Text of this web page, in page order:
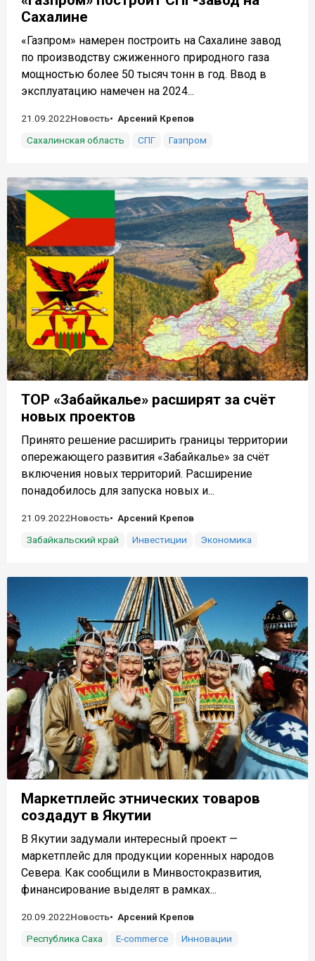
Сахалине
«Газпром» намерен построить на Сахалине завод
по производству сжиженного природного газа
мощностью более 50 тысяч тонн в год. Ввод в
эксплуатацию намечен на 2024...
21.09.2022Новость
Арсений Крепов
Сахалинская область
СПГ Газпром
ТОР «Забайкалье» расширят за счёт
новых проектов
Принято решение расширить границы территории
опережающего развития «Забайкалье» за счёт
включения новых территорий. Расширение
понадобилось для запуска новых и...
21.09.2022Новость
Арсений Крепов
Забайкальский край
Инвестиции Экономика
Маркетплейс этнических товаров
создадут в Якутии
В Якутии задумали интересный проект —
маркетплейс для продукции коренных народов
Севера. Как сообщили в Минвостокразвития,
финансирование выделят в рамках...
20.09.2022Новость
Арсений Крепов
Республика Саха
E-commerce Инновации